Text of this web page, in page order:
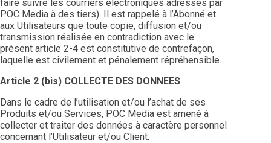
faire suivre les courriers électroniques adressés par
POC Media à des tiers). Il est rappelé à l’Abonné et
aux Utilisateurs que toute copie, diffusion et/ou
transmission réalisée en contradiction avec le
présent article 2-4 est constitutive de contrefaçon,
laquelle est civilement et pénalement répréhensible.
Article 2 (bis) COLLECTE DES DONNEES
Dans le cadre de l’utilisation et/ou l’achat de ses
Produits et/ou Services, POC Media est amené à
collecter et traiter des données à caractère personnel
concernant l’Utilisateur et/ou Client.